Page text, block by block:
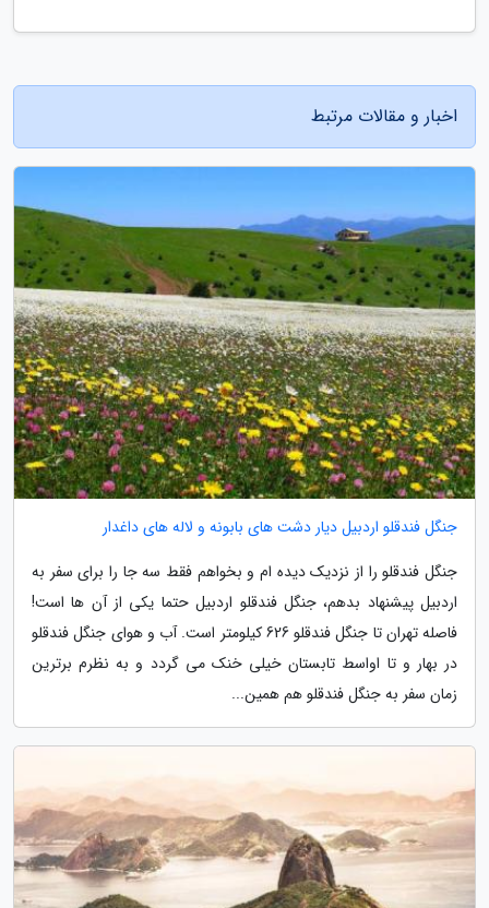
اخبار و مقالات مرتبط
جنگل فندقلو اردبیل دیار دشت های بابونه و لاله های داغدار
جنگل فندقلو را از نزدیک دیده ام و بخواهم فقط سه جا را برای سفر به
اردبیل پیشنهاد بدهم، جنگل فندقلو اردبیل حتما یکی از آن ها است!
فاصله تهران تا جنگل فندقلو 626 کیلومتر است. آب و هوای جنگل فندقلو
در بهار و تا اواسط تابستان خیلی خنک می گردد و به نظرم برترین
زمان سفر به جنگل فندقلو هم همین...